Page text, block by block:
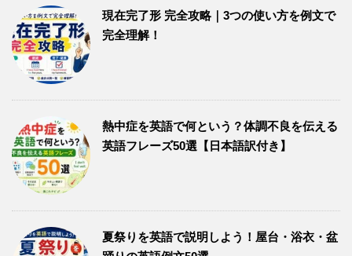
現在完了形 完全攻略｜3つの使い方を例文で
完全理解！
熱中症を英語で何という？体調不良を伝える
英語フレーズ50選【日本語訳付き】
夏祭りを英語で説明しよう！屋台・浴衣・盆